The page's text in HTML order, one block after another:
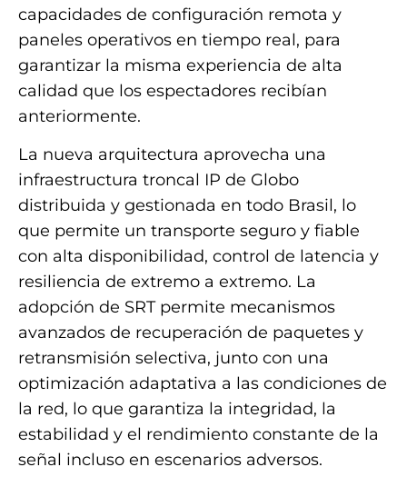
capacidades de configuración remota y
paneles operativos en tiempo real, para
garantizar la misma experiencia de alta
calidad que los espectadores recibían
anteriormente.
La nueva arquitectura aprovecha una
infraestructura troncal IP de Globo
distribuida y gestionada en todo Brasil, lo
que permite un transporte seguro y fiable
con alta disponibilidad, control de latencia y
resiliencia de extremo a extremo. La
adopción de SRT permite mecanismos
avanzados de recuperación de paquetes y
retransmisión selectiva, junto con una
optimización adaptativa a las condiciones de
la red, lo que garantiza la integridad, la
estabilidad y el rendimiento constante de la
señal incluso en escenarios adversos.